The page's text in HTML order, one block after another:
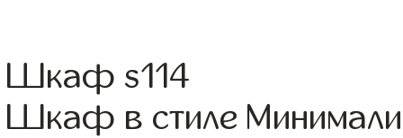
Шкаф s114
Шкаф в стиле